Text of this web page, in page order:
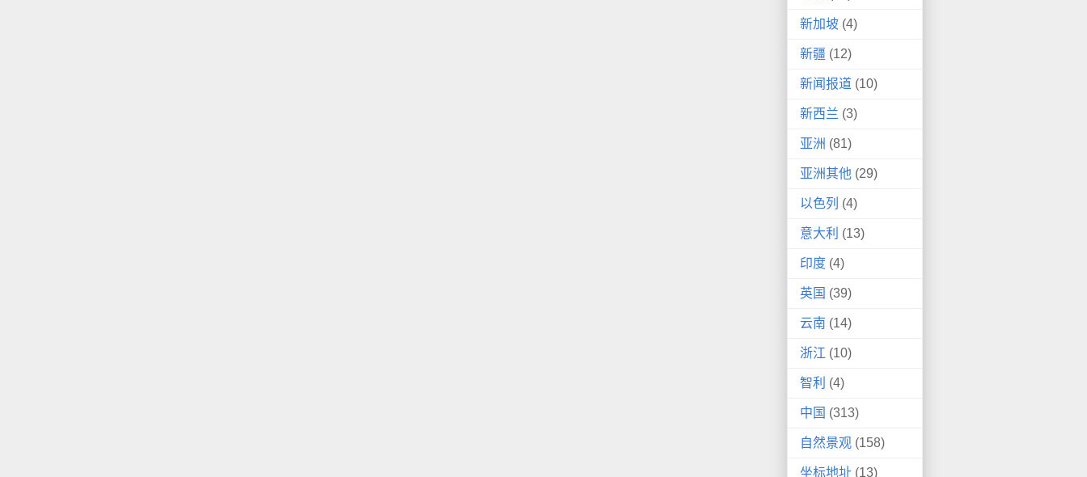
新加坡 (4)
新疆 (12)
新闻报道 (10)
新西兰 (3)
亚洲 (81)
亚洲其他 (29)
以色列 (4)
意大利 (13)
印度 (4)
英国 (39)
云南 (14)
浙江 (10)
智利 (4)
中国 (313)
自然景观 (158)
坐标地址 (13)